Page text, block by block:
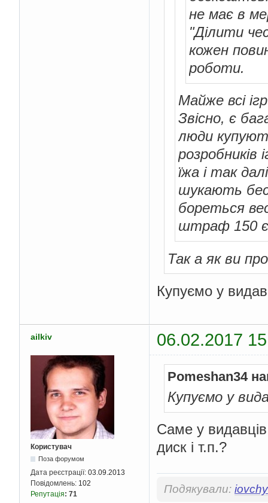
не має в
"Ділити
кожен
роботи.
Майже всі
Звісно, є
люди
їжа і так
шукають
бореться
штраф 150
Так а як ви
Купуємо у
ailkiv 06.02.2017
Користувач
Поза форумом
Дата реєстрації: 03.09.2013
Повідомлень: 102
Репутація: 71
Pomeshan34
Купуємо у
Саме у
диск і т.п.?
Подякували: